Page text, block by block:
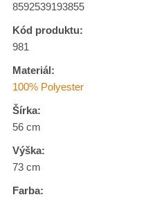
8592539193855
Kód produktu:
981
Materiál:
100% Polyester
Šírka:
56 cm
Výška:
73 cm
Farba: